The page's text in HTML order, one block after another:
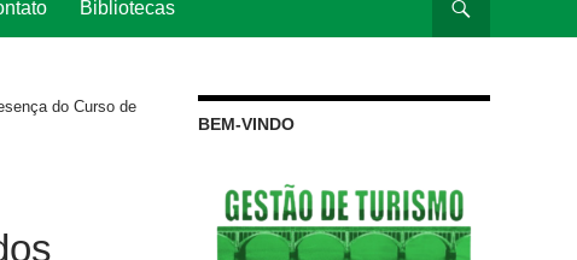
Bibliotecas
do Curso de
BEM-VINDO